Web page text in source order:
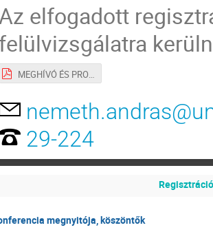
elfogadott
felülvizsgálatra
29-224
megnyitója, köszöntők